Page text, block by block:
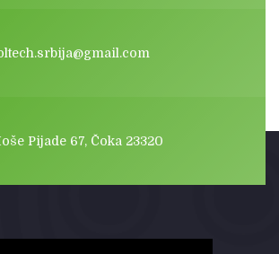
Pijade 67, Čoka 23320